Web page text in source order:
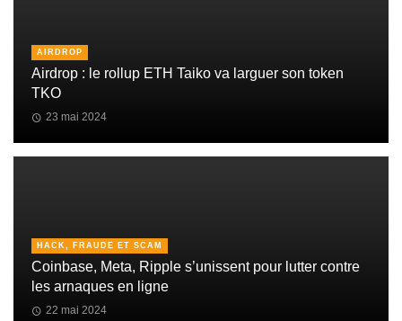
AIRDROP
Airdrop : le rollup ETH Taiko va larguer son token
TKO
23 mai 2024
HACK, FRAUDE ET SCAM
Coinbase, Meta, Ripple s’unissent pour lutter contre
les arnaques en ligne
22 mai 2024